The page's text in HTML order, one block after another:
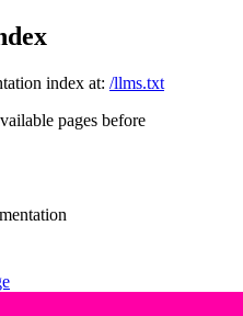
index at: /llms.txt
pages before